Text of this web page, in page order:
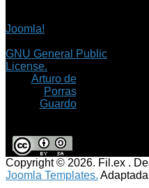
Joomla!
GNU General Public
License.
Arturo de
Porras
Guardo
Copyright © 2026. Fil.ex .
Joomla Templates.